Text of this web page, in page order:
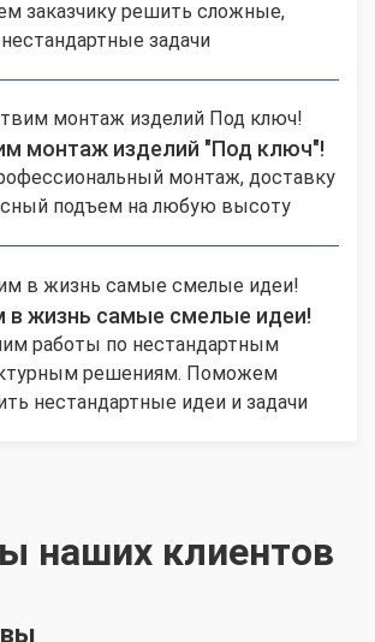
заказчику решить сложные,
нестандартные задачи
монтаж изделий "Под ключ"!
монтаж, доставку
подъем на любую высоту
в жизнь самые смелые идеи!
работы по нестандартным
решениям. Поможем
нестандартные идеи и задачи
наших клиентов